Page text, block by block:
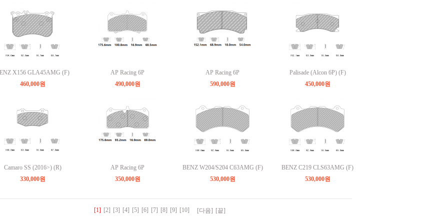
X156 GLA45AMG (F)
460,000원
AP Racing 6P
490,000원
AP Racing 6P
590,000원
Palisade (Alcon 6P) (F)
450,000원
Camaro SS (2016>) (R)
330,000원
AP Racing 6P
350,000원
BENZ W204/S204 C63AMG (F)
530,000원
BENZ C219 CLS63AMG (F)
530,000원
[1] [2] [3] [4] [5] [6] [7] [8] [9] [10] [다음] [끝]